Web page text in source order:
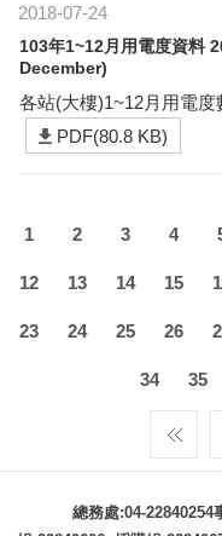
2018-07-24
103年1~12月用電度資料
December)
各站(大樓)1~12月用電度
PDF(80.8 KB)
1 2 3 4
12 13 14 15
23 24 25 26
34 35
總務處:04-22840254